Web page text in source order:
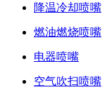
降温冷却喷嘴
燃油燃烧喷嘴
电器喷嘴
空气吹扫喷嘴